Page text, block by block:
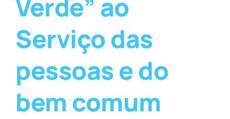
Verde” ao
Serviço das
pessoas e do
bem comum